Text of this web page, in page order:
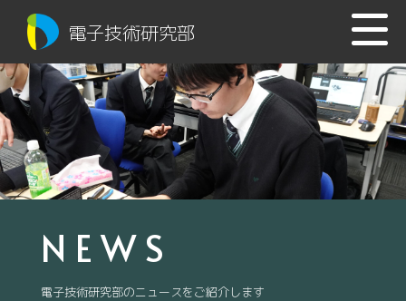
電子技術研究部
NEWS
電子技術研究部のニュースをご紹介します